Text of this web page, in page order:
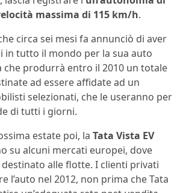
massima di 115 km/h.
circa sei mesi fa annunciò di aver
in tutto il mondo per la sua auto
che produrrà entro il 2010 un totale
ad essere affidate ad un
selezionati, che le useranno per
di tutti i giorni.
estate poi, la Tata Vista EV
su alcuni mercati europei, dove
alle flotte. I clienti privati
l’auto nel 2012, non prima che Tata